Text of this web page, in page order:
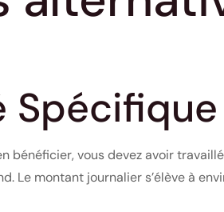
bénéficier, vous devez avoir
Le montant journalier s’élève à